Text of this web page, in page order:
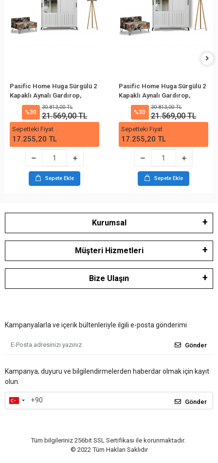
Pasific Home Huga Sürgülü 2
Kapaklı Aynalı Gardırop,
Beyaz, 130cm
%30
30.813,00 TL
21.569,00 TL
Sepetteki Fiyat
17.255,20 TL
Sepete Ekle
Pasific Home Huga Sürgülü 2
Kapaklı Aynalı Gardırop,
Beyaz, 120cm
%30
30.813,00 TL
21.569,00 TL
Sepetteki Fiyat
17.255,20 TL
Sepete Ekle
Kurumsal
Müşteri Hizmetleri
Bize Ulaşın
Kampanyalarla ve içerik bültenleriyle ilgili e-posta gönderimi
Gönder
Kampanya, duyuru ve bilgilendirmelerden haberdar olmak için kayıt
olun.
Gönder
Tüm bilgileriniz 256bit SSL Sertifikası ile korunmaktadır.
© 2022 Tüm Hakları Saklıdır